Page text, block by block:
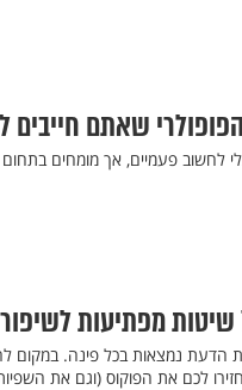
שאתם
לחשוב פעמיים, אך מומחים בתחום
נמצאות בכל פינה. במקום
לכם את הפוקוס (וגם את